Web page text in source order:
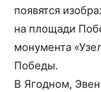
появятся
на площади
монумента
Победы.
В Ягодном,